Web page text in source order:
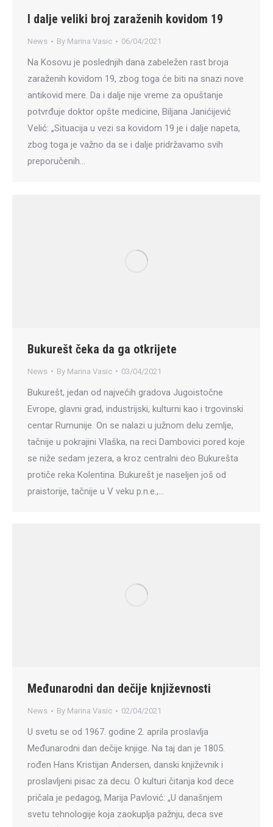
I dalje veliki broj zaraženih kovidom 19
News By Marina Vasic 06/04/2021
Na Kosovu je poslednjih dana zabeležen rast broja
zaraženih kovidom 19, zbog toga će biti na snazi nove
antikovid mere. Da i dalje nije vreme za opuštanje
potvrđuje doktor opšte medicine, Biljana Janićijević
Velić: „Situacija u vezi sa kovidom 19 je i dalje napeta,
zbog toga je važno da se i dalje pridržavamo svih
preporučenih…
Bukurešt čeka da ga otkrijete
News By Marina Vasic 03/04/2021
Bukurešt, jedan od najvećih gradova Jugoistočne
Evrope, glavni grad, industrijski, kulturni kao i trgovinski
centar Rumunije. On se nalazi u južnom delu zemlje,
tačnije u pokrajini Vlaška, na reci Dambovici pored koje
se niže sedam jezera, a kroz centralni deo Bukurešta
protiče reka Kolentina. Bukurešt je naseljen još od
praistorije, tačnije u V veku p.n.e.,…
Međunarodni dan dečije književnosti
News By Marina Vasic 02/04/2021
U svetu se od 1967. godine 2. aprila proslavlja
Međunarodni dan dečije knjige. Na taj dan je 1805.
rođen Hans Kristijan Andersen, danski književnik i
proslavljeni pisac za decu. O kulturi čitanja kod dece
pričala je pedagog, Marija Pavlović: „U današnjem
svetu tehnologije koja zaokuplja pažnju, deca sve